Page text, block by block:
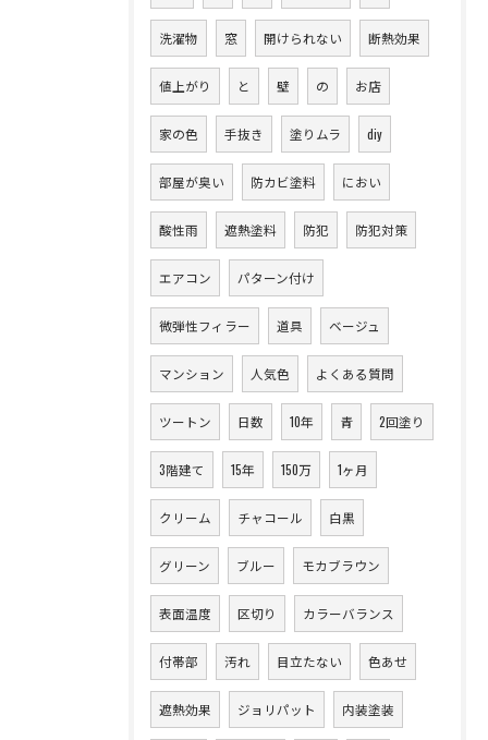
洗濯物 窓 開けられない 断熱効果
値上がり と 壁 の お店
家の色 手抜き 塗りムラ diy
部屋が臭い 防カビ塗料 におい
酸性雨 遮熱塗料 防犯 防犯対策
エアコン パターン付け
微弾性フィラー 道具 ベージュ
マンション 人気色 よくある質問
ツートン 日数 10年 青 2回塗り
3階建て 15年 150万 1ヶ月
クリーム チャコール 白黒
グリーン ブルー モカブラウン
表面温度 区切り カラーバランス
付帯部 汚れ 目立たない 色あせ
遮熱効果 ジョリパット 内装塗装